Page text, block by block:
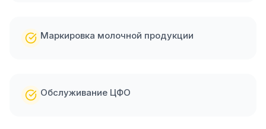
Маркировка молочной продукции
Обслуживание ЦФО